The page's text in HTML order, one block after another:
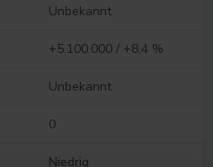
Unbekannt
+5.100.000 / +8,4 %
Unbekannt
0
Niedrig